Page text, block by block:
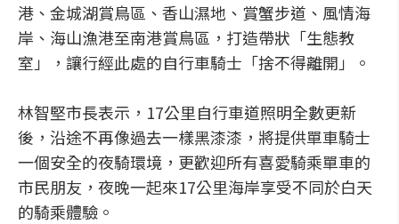
港、金城湖賞鳥區、香山濕地、賞蟹步道、風情海
岸、海山漁港至南港賞鳥區，打造帶狀「生態教
室」，讓行經此處的自行車騎士「捨不得離開」。
林智堅市長表示，17公里自行車道照明全數更新
後，沿途不再像過去一樣黑漆漆，將提供單車騎士
一個安全的夜騎環境，更歡迎所有喜愛騎乘單車的
市民朋友，夜晚一起來17公里海岸享受不同於白天
的騎乘體驗。